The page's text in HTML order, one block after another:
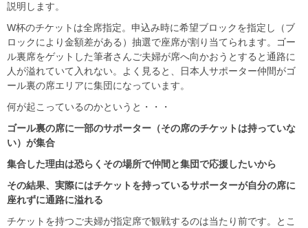
説明します。
W杯のチケットは全席指定。申込み時に希望ブロックを指定し（ブ
ロックにより金額差がある）抽選で座席が割り当てられます。ゴー
ル裏席をゲットした筆者さんご夫婦が席へ向かおうとすると通路に
人が溢れていて入れない。よく見ると、日本人サポーター仲間がゴ
ール裏の席エリアに集団になっています。
何が起こっているのかというと・・・
ゴール裏の席に一部のサポーター（その席のチケットは持っていな
い）が集合
集合した理由は恐らくその場所で仲間と集団で応援したいから
その結果、実際にはチケットを持っているサポーターが自分の席に
座れずに通路に溢れる
チケットを持つご夫婦が指定席で観戦するのは当たり前です。とこ